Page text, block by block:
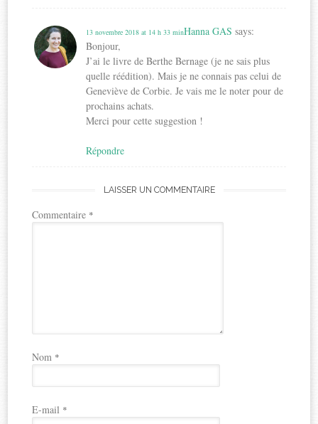
Hanna GAS says:
13 novembre 2018 at 14 h 33 min
Bonjour,
J’ai le livre de Berthe Bernage (je ne sais plus
quelle réédition). Mais je ne connais pas celui de
Geneviève de Corbie. Je vais me le noter pour de
prochains achats.
Merci pour cette suggestion !
Répondre
LAISSER UN COMMENTAIRE
Commentaire *
Nom *
E-mail *